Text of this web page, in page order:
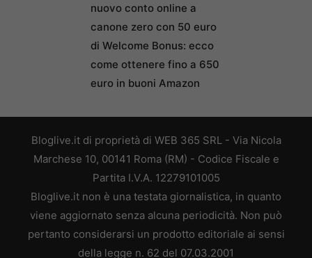
nuovo conto online a
canone zero con 50 euro
di Welcome Bonus: ecco
come ottenere fino a 650
euro in buoni Amazon
Bloglive.it di proprietà di WEB 365 SRL - Via Nicola
Marchese 10, 00141 Roma (RM) - Codice Fiscale e
Partita I.V.A. 12279101005
Bloglive.it non è una testata giornalistica, in quanto
viene aggiornato senza alcuna periodicità. Non può
pertanto considerarsi un prodotto editoriale ai sensi
della legge n. 62 del 07.03.2001